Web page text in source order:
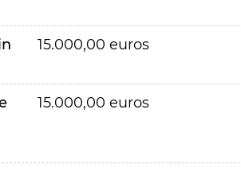
15.000,00 euros
15.000,00 euros